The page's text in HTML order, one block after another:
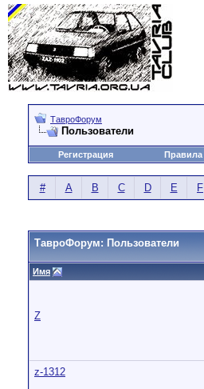
ТавроФорум
Пользователи
Регистрация Правила
# A B C D E F
ТавроФорум: Пользователи
Имя
Z
z-1312